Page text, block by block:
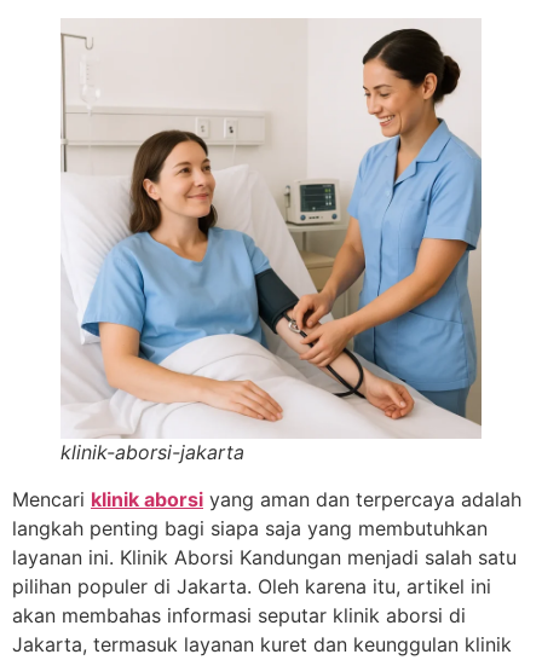
klinik-aborsi-jakarta
Mencari klinik aborsi yang aman dan terpercaya adalah
langkah penting bagi siapa saja yang membutuhkan
layanan ini. Klinik Aborsi Kandungan menjadi salah satu
pilihan populer di Jakarta. Oleh karena itu, artikel ini
akan membahas informasi seputar klinik aborsi di
Jakarta, termasuk layanan kuret dan keunggulan klinik